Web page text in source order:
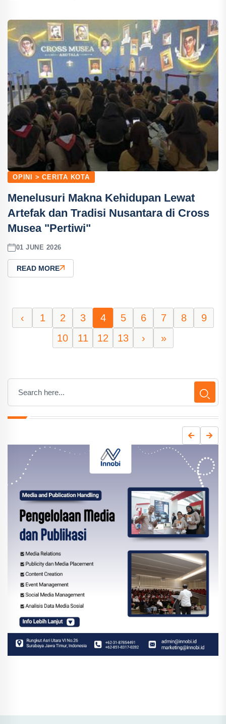
OPINI > CERITA KOTA
Menelusuri Makna Kehidupan Lewat
Artefak dan Tradisi Nusantara di Cross
Musea "Pertiwi"
01 JUNE 2026
READ MORE
‹ 1 2 3 4 5 6 7 8
9
10
11 12 13 › »